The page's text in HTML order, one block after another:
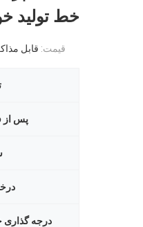
خط تولید
قیمت: قابل
پس
درجه گذاری